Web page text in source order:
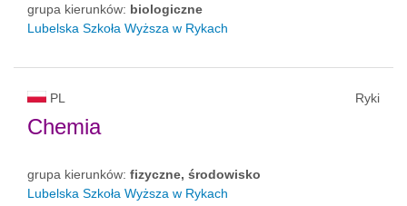
grupa kierunków: biologiczne
Lubelska Szkoła Wyższa w Rykach
PL Ryki
Chemia
grupa kierunków: fizyczne, środowisko
Lubelska Szkoła Wyższa w Rykach